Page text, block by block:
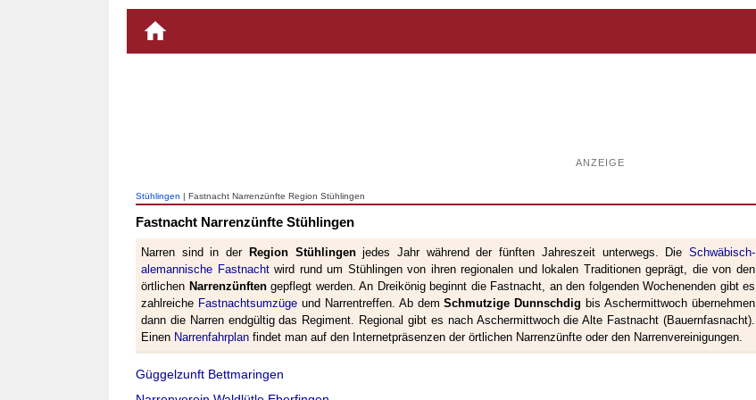
ANZEIGE
Stühlingen | Fastnacht Narrenzünfte Region Stühlingen
Fastnacht Narrenzünfte Stühlingen
Narren sind in der Region Stühlingenjedes Jahr während der fünften Jahreszeit unterwegs. DieSchwäbisch-
alemannische Fastnachtwird rund um Stühlingen von ihren regionalen und lokalen Traditionen geprägt, die von den
örtlichen Narrenzünftengepflegt werden. An Dreikönig beginnt die Fastnacht, an den folgenden Wochenenden gibt es
zahlreiche Fastnachtsumzügeund Narrentreffen. Ab demSchmutzige Dunnschdig bis Aschermittwoch übernehmen
dann die Narren endgültig das Regiment. Regional gibt es nach Aschermittwoch die Alte Fastnacht (Bauernfasnacht).
Einen Narrenfahrplan findet man auf den Internetpräsenzen der örtlichen Narrenzünfte oder den Narrenvereinigungen.
Güggelzunft Bettmaringen